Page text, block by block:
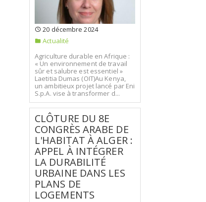
20 décembre 2024
Actualité
Agriculture durable en Afrique :
« Un environnement de travail
sûr et salubre est essentiel »
Laetitia Dumas (OIT)Au Kenya,
un ambitieux projet lancé par Eni
S.p.A. vise à transformer d...
CLÔTURE DU 8E
CONGRÈS ARABE DE
L'HABITAT À ALGER :
APPEL À INTÉGRER
LA DURABILITÉ
URBAINE DANS LES
PLANS DE
LOGEMENTS